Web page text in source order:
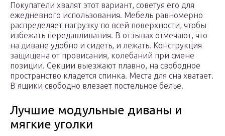
Покупатели хвалят этот вариант, советуя его для
ежедневного использования. Мебель равномерно
распределяет нагрузку по всей поверхности, чтобы
избежать передавливания. В отзывах отмечают, что
на диване удобно и сидеть, и лежать. Конструкция
защищена от провисания, колебаний при смене
позиции. Секции выезжают плавно, на свободное
пространство кладется спинка. Места для сна хватает.
В ящики свободно влезает постельное белье.
Лучшие модульные диваны и
мягкие уголки